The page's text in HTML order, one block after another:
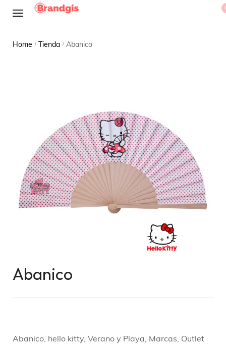
Home / Tienda / Abanico
Abanico
Abanico, hello kitty, Verano y Playa, Marcas, Outlet